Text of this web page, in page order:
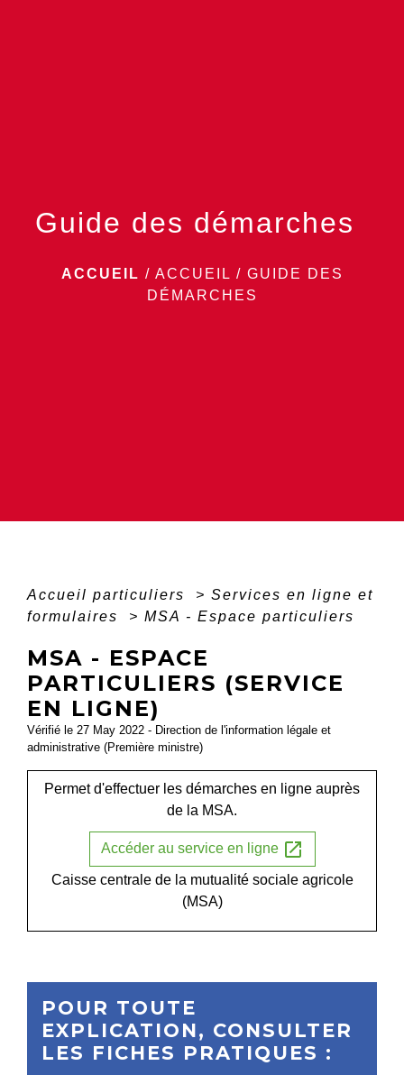
Guide des démarches
ACCUEIL / ACCUEIL / GUIDE DES
DÉMARCHES
Accueil particuliers > Services en ligne et
formulaires
> MSA - Espace particuliers
MSA - ESPACE
PARTICULIERS (SERVICE
EN LIGNE)
Vérifié le 27 May 2022 - Direction de l'information légale et
administrative (Première ministre)
Permet d'effectuer les démarches en ligne auprès
de la MSA.
Accéder au service en ligne open_in_new
Caisse centrale de la mutualité sociale agricole
(MSA)
POUR TOUTE
EXPLICATION, CONSULTER
LES FICHES PRATIQUES :